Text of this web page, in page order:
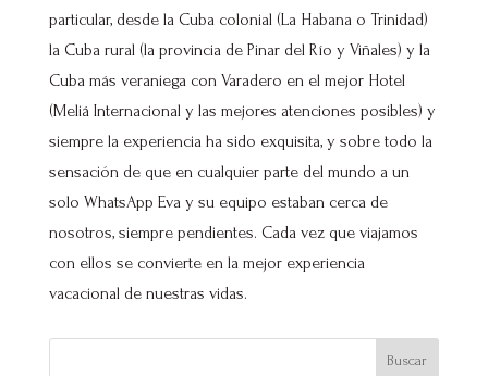
particular, desde la Cuba colonial (La Habana o Trinidad)
la Cuba rural (la provincia de Pinar del Río y Viñales) y la
Cuba más veraniega con Varadero en el mejor Hotel
(Meliá Internacional y las mejores atenciones posibles) y
siempre la experiencia ha sido exquisita, y sobre todo la
sensación de que en cualquier parte del mundo a un
solo WhatsApp Eva y su equipo estaban cerca de
nosotros, siempre pendientes. Cada vez que viajamos
con ellos se convierte en la mejor experiencia
vacacional de nuestras vidas.
Buscar